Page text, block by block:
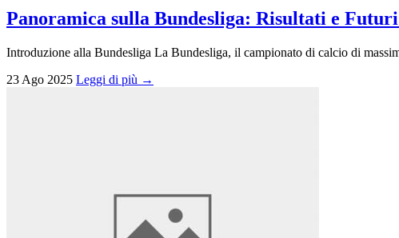
Panoramica sulla Bundesliga: Risultati e
Introduzione alla Bundesliga La Bundesliga, il campionato di calcio di
23 Ago 2025 Leggi di più →